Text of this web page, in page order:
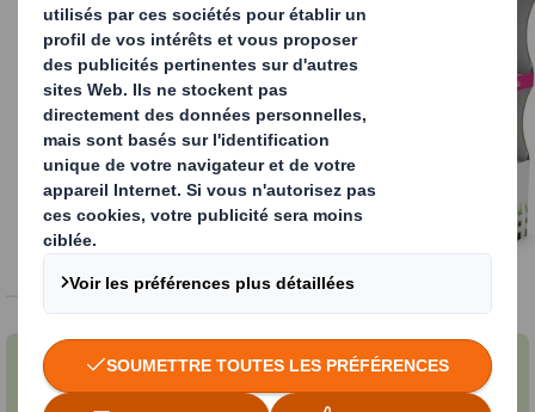
Nos solutions PLV